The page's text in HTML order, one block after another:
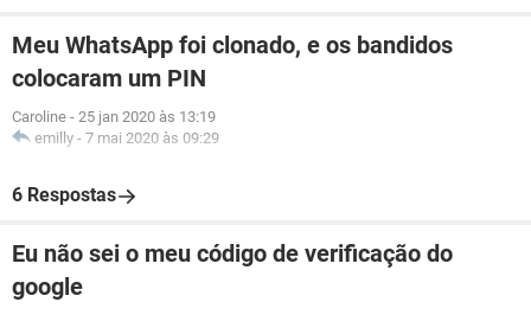
Meu WhatsApp foi clonado, e os bandidos
colocaram um PIN
Caroline - 25 jan 2020 às 13:19
emilly - 7 mai 2020 às 09:29
6 Respostas
Eu não sei o meu código de verificação do
google